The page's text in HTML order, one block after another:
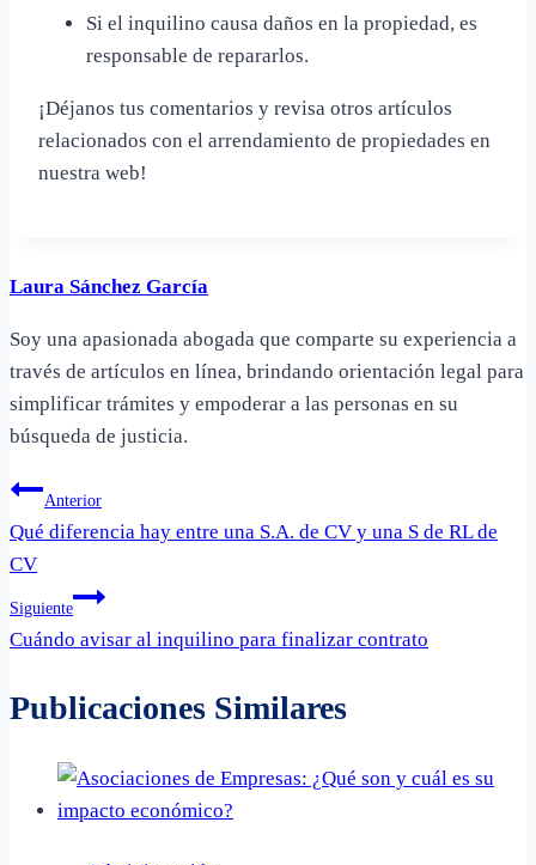
Si el inquilino causa daños en la propiedad, es
responsable de repararlos.
¡Déjanos tus comentarios y revisa otros artículos
relacionados con el arrendamiento de propiedades en
nuestra web!
Laura Sánchez García
Soy una apasionada abogada que comparte su experiencia a
través de artículos en línea, brindando orientación legal para
simplificar trámites y empoderar a las personas en su
búsqueda de justicia.
Navegación
de
entradas
Anterior
Qué diferencia hay entre una S.A. de CV y una S de RL de
CV
Siguiente
Cuándo avisar al inquilino para finalizar contrato
Publicaciones Similares